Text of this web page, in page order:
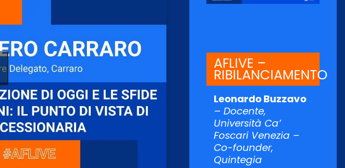
AFLIVE –
RIBILANCIAMENTO
Leonardo Buzzavo
– Docente,
Università Ca’
Foscari Venezia –
Co-founder,
Quintegia